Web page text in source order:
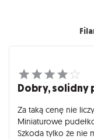
Dobry, solidny
Za taką cenę nie
Miniaturowe
Szkoda tylko że nie